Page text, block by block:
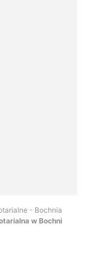
- Bochnia
w Bochni